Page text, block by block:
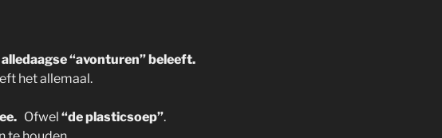
alledaagse “avonturen” beleeft.
het allemaal.
Ofwel “de plasticsoep”.